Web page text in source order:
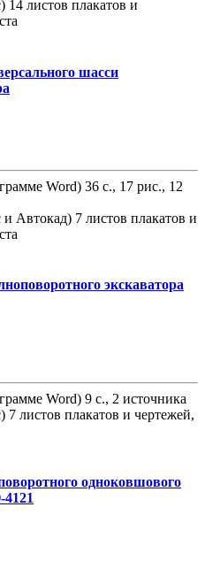
листов плакатов и
шасси
Word) 36 с., 17 рис., 12
Автокад) 7 листов плакатов и
экскаватора
Word) 9 с., 2 источника
листов плакатов и чертежей,
одноковшового